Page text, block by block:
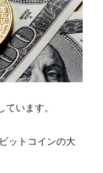
います。
ットコインの大